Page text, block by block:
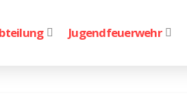
Jugendfeuerwehr